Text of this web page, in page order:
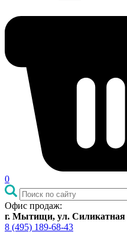
0
Офис продаж:
г. Мытищи, ул. Силикатная
8 (495) 189-68-43